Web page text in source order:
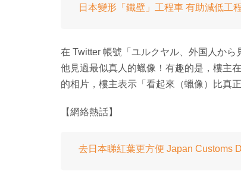
日本變形「鐵壁」工程車 有助減低工
在 Twitter 帳號「ユルクヤル、外国人から見た世界‏ 」，近日出帖指杜莎夫人蠟像館內的
他見過最似真人的蠟像！有趣的是，樓主
的相片，樓主表示「看起來（蠟像）比真
【網絡熱話】
去日本睇紅葉更方便 Japan Customs